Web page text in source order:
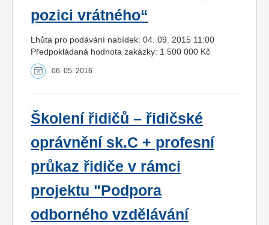
pozici vrátného“
Lhůta pro podávání nabídek: 04. 09. 2015 11:00
Předpokládaná hodnota zakázky: 1 500 000 Kč
06. 05. 2016
Školení řidičů – řidičské
oprávnění sk.C + profesní
průkaz řidiče v rámci
projektu "Podpora
odborného vzdělávání